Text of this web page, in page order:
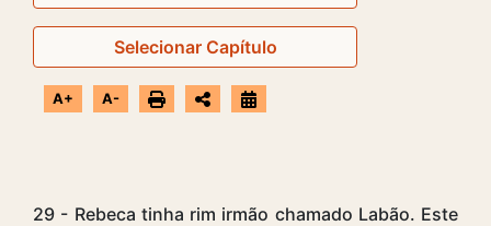
Selecionar Capítulo
A+ A-
29 - Rebeca tinha rim irmão chamado Labão. Este